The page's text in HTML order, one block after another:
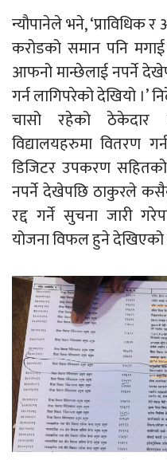
न्यौपानेले भने, ‘प्राविधिक
करोडको समान पनि
आफनो मान्छेलाई नपर्ने
गर्न लागिपरेको देखियो ।’
चासो रहेको ठेकेदार
विद्यालयहरुमा वितरण
डिजिटर उपकरण
नपर्ने देखेपछि ठाकुरले
रद्द गर्ने सुचना जारी
योजना विफल हुने देखिएको